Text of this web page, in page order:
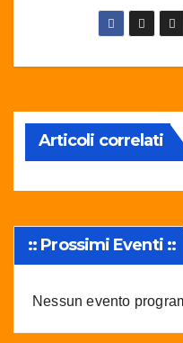
Articoli correlati
:: Prossimi Eventi ::
Nessun evento